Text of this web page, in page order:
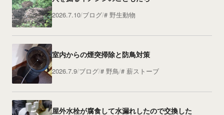
2026.7.10 ブログ 野生動物
室内からの煙突掃除と防鳥対策
2026.7.9 ブログ 野鳥 薪ストーブ
屋外水栓が腐食して水漏れしたので交換した